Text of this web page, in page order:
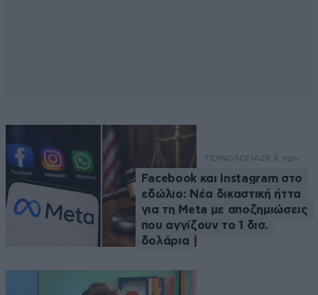
ΤΕΧΝΟΛΟΓΙΑ28 λ. πριν
Facebook και Instagram στο
εδώλιο: Νέα δικαστική ήττα
για τη Meta με αποζημιώσεις
που αγγίζουν το 1 δισ.
δολάρια